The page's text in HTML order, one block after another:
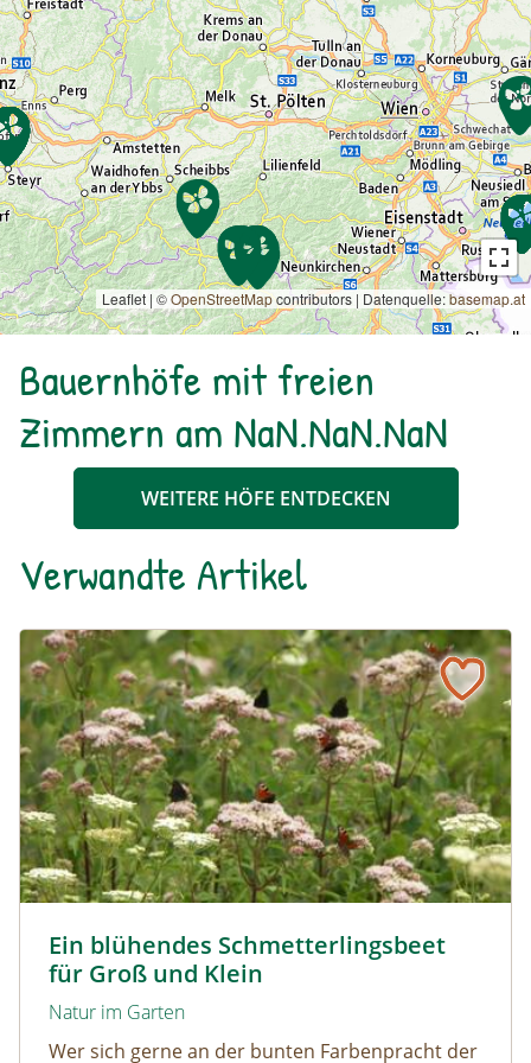
Leaflet | ©OpenStreetMapcontributors | Datenquelle:basemap.at
Bauernhöfe mit freien
Zimmern am NaN.NaN.NaN
WEITERE HÖFE ENTDECKEN
Verwandte Artikel
Ein blühendes Schmetterlingsbeet
für Groß und Klein
Natur im Garten
Wer sich gerne an der bunten Farbenpracht der
Ein blühendes Schmetterlingsbeet für Groß und Klein